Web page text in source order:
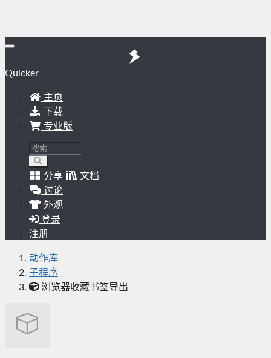
Quicker
主页
下载
专业版
分享
文档
讨论
外观
登录
注册
动作库
子程序
浏览器收藏书签导出